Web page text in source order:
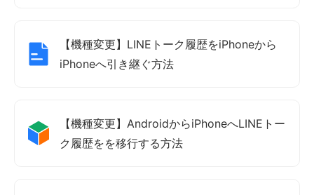
【機種変更】LINEトーク履歴をiPhoneから
iPhoneへ引き継ぐ方法
【機種変更】AndroidからiPhoneへLINEトー
ク履歴をを移行する方法